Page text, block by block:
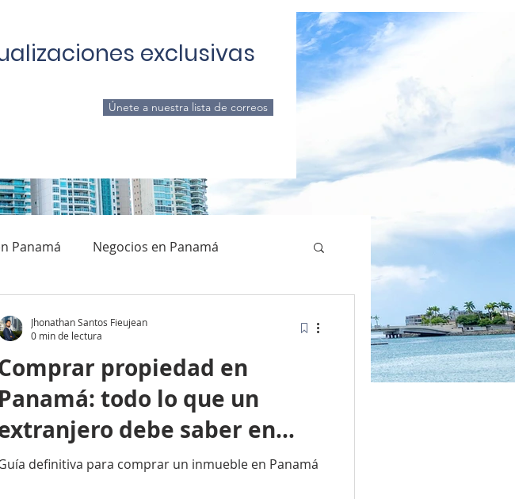
exclusivas
Únete a nuestra lista de correos
Panamá Negocios en Panamá
propiedad en
Panamá: todo lo que un
debe saber en
definitiva para comprar un inmueble en Panamá
Jhonathan Santos Fieujean
0 min de lectura